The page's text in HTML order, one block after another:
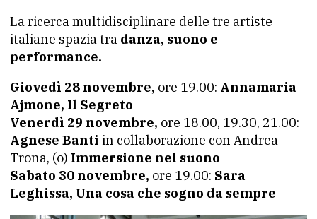
La ricerca multidisciplinare delle tre artiste
italiane spazia tra danza, suono e
performance.
Giovedì 28 novembre, ore 19.00: Annamaria
Ajmone, Il Segreto
Venerdì 29 novembre, ore 18.00, 19.30, 21.00:
Agnese Banti in collaborazione con Andrea
Trona, (o) Immersione nel suono
Sabato 30 novembre, ore 19.00: Sara
Leghissa, Una cosa che sogno da sempre